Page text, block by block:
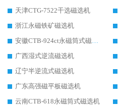
天津CTG-7522干选磁选机
浙江永磁铁矿磁选机
安徽CTB-924ct永磁筒式磁选机
广西湿式逆流磁选机
辽宁半逆流式磁选机
广东高强磁平板磁选机
云南CTB-618永磁筒式磁选机